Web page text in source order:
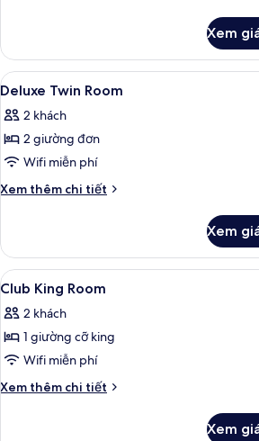
Deluxe
King
Room
Xem
Xem
tất
cả
ảnh
Deluxe
Twin
Bộ đồ
5
Deluxe Twin Room
2 khách
2 giường đơn
Wifi miễn phí
Xem thêm chi tiết
Chi
Deluxe
Twin
Room
Xem
Xem
tất
cả
ảnh
Club
King
Bộ đồ
4
Club King Room
2 khách
1 giường cỡ king
Wifi miễn phí
Xem thêm chi tiết
Chi
Xem